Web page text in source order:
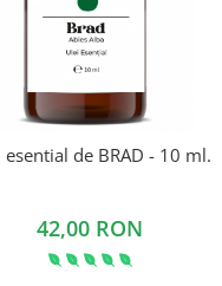
esential de BRAD - 10 ml.
42,00 RON